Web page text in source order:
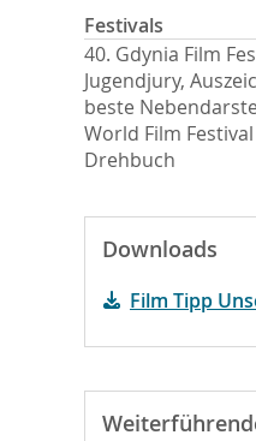
Festivals
40. Gdynia Film
Jugendjury,
beste
World Film
Drehbuch
Downloads
Film Tipp